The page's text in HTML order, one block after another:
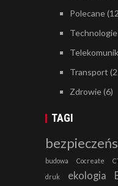
Polecane
Technologie
Transport
Zdrowie(6)
TAGI
budowa Cocreate
druk ekologia